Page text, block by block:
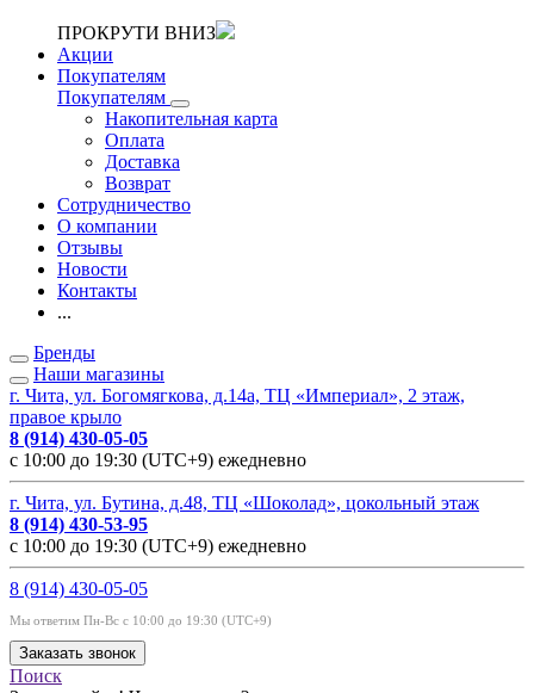
ПРОКРУТИ ВНИЗ
Акции
Покупателям
Покупателям
Накопительная карта
Оплата
Доставка
Возврат
Сотрудничество
О компании
Отзывы
Новости
Контакты
...
Бренды
Наши магазины
г. Чита, ул. Богомягкова, д.14а, ТЦ «Империал», 2 этаж,
правое крыло
8 (914) 430-05-05
с 10:00 до 19:30 (UTC+9) ежедневно
г. Чита, ул. Бутина, д.48, ТЦ «Шоколад», цокольный этаж
8 (914) 430-53-95
с 10:00 до 19:30 (UTC+9) ежедневно
8 (914) 430-05-05
Мы ответим Пн-Вс с 10:00 до 19:30 (UTC+9)
Заказать звонок
Поиск